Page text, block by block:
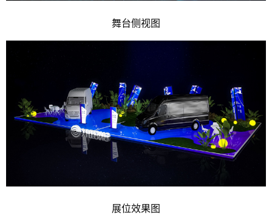
舞台侧视图
展位效果图